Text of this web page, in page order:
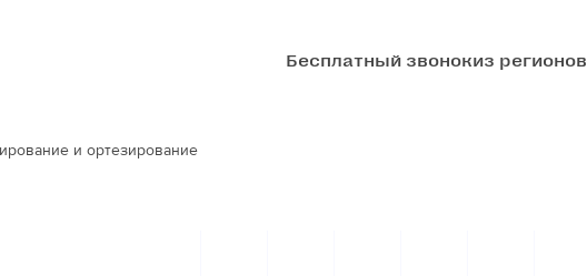
Бесплатный звонокиз регионов
и ортезирование